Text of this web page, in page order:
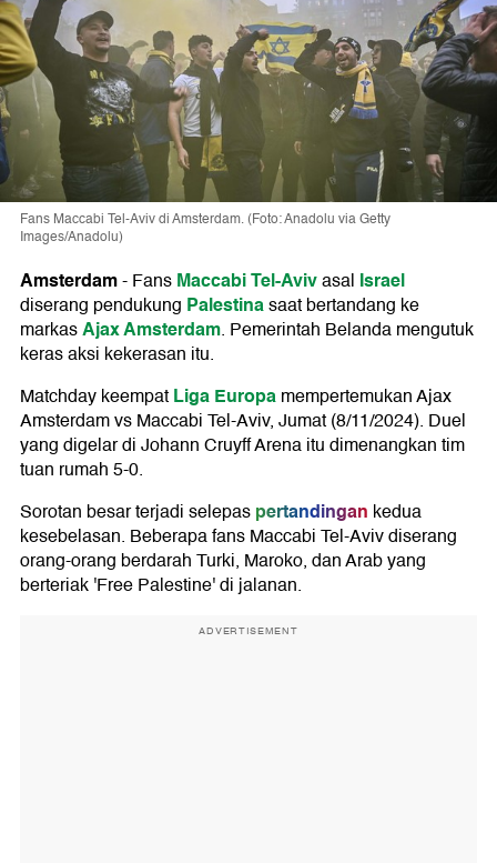
Fans Maccabi Tel-Aviv di Amsterdam. (Foto: Anadolu via Getty
Images/Anadolu)
Amsterdam-FansMaccabi Tel-Avivasal Israel
diserang pendukung Palestinasaat bertandang ke
markasAjax Amsterdam. Pemerintah Belanda mengutuk
keras aksi kekerasan itu.
Matchday keempatLiga Europamempertemukan Ajax
Amsterdam vs Maccabi Tel-Aviv, Jumat (8/11/2024). Duel
yang digelar di Johann Cruyff Arena itu dimenangkan tim
tuan rumah 5-0.
Sorotan besar terjadi selepaspertandingan kedua
kesebelasan. Beberapa fans Maccabi Tel-Aviv diserang
orang-orang berdarah Turki, Maroko, dan Arab yang
berteriak 'Free Palestine' di jalanan.
ADVERTISEMENT